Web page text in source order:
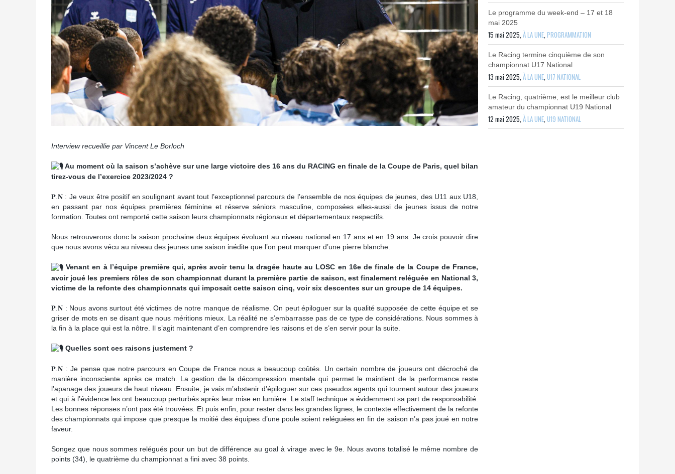
Interview recueillie par Vincent Le Borloch
Au moment où la saison s’achève sur une large victoire des 16 ans du RACING en finale de la Coupe de Paris, quel bilan
tirez-vous de l’exercice 2023/2024 ?
𝐏.𝐍 : Je veux être positif en soulignant avant tout l’exceptionnel parcours de l’ensemble de nos équipes de jeunes, des U11 aux U18,
en passant par nos équipes premières féminine et réserve séniors masculine, composées elles-aussi de jeunes issus de notre
formation. Toutes ont remporté cette saison leurs championnats régionaux et départementaux respectifs.
Nous retrouverons donc la saison prochaine deux équipes évoluant au niveau national en 17 ans et en 19 ans. Je crois pouvoir dire
que nous avons vécu au niveau des jeunes une saison inédite que l’on peut marquer d’une pierre blanche.
Venant en à l’équipe première qui, après avoir tenu la dragée haute au LOSC en 16e de finale de la Coupe de France,
avoir joué les premiers rôles de son championnat durant la première partie de saison, est finalement reléguée en National 3,
victime de la refonte des championnats qui imposait cette saison cinq, voir six descentes sur un groupe de 14 équipes.
𝐏.𝐍 : Nous avons surtout été victimes de notre manque de réalisme. On peut épiloguer sur la qualité supposée de cette équipe et se
griser de mots en se disant que nous méritions mieux. La réalité ne s’embarrasse pas de ce type de considérations. Nous sommes à
la fin à la place qui est la nôtre. Il s’agit maintenant d’en comprendre les raisons et de s’en servir pour la suite.
Quelles sont ces raisons justement ?
𝐏.𝐍 : Je pense que notre parcours en Coupe de France nous a beaucoup coûtés. Un certain nombre de joueurs ont décroché de
manière inconsciente après ce match. La gestion de la décompression mentale qui permet le maintient de la performance reste
l’apanage des joueurs de haut niveau. Ensuite, je vais m’abstenir d’épiloguer sur ces pseudos agents qui tournent autour des joueurs
et qui à l’évidence les ont beaucoup perturbés après leur mise en lumière. Le staff technique a évidemment sa part de responsabilité.
Les bonnes réponses n’ont pas été trouvées. Et puis enfin, pour rester dans les grandes lignes, le contexte effectivement de la refonte
des championnats qui impose que presque la moitié des équipes d’une poule soient reléguées en fin de saison n’a pas joué en notre
faveur.
Songez que nous sommes relégués pour un but de différence au goal à virage avec le 9e. Nous avons totalisé le même nombre de
points (34), le quatrième du championnat a fini avec 38 points.
Le programme du week-end – 17 et 18
mai 2025
15 mai 2025,À LA UNE,PROGRAMMATION
Le Racing termine cinquième de son
championnat U17 National
13 mai 2025,À LA UNE,U17 NATIONAL
Le Racing, quatrième, est le meilleur club
amateur du championnat U19 National
12 mai 2025,À LA UNE,U19 NATIONAL